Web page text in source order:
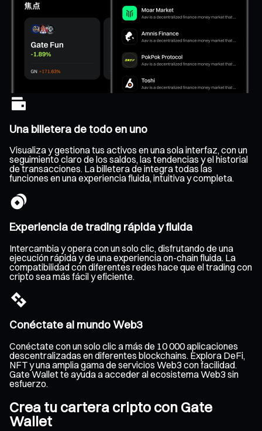
Una billetera de todo en uno
Visualiza y gestiona tus activos en una sola interfaz, con un
seguimiento claro de los saldos, las tendencias y el historial
de transacciones. La billetera de integra todas las
funciones en una experiencia fluida, intuitiva y completa.
Experiencia de trading rápida y fluida
Intercambia y opera con un solo clic, disfrutando de una
ejecución rápida y de una experiencia on-chain fluida. La
compatibilidad con diferentes redes hace que el trading con
cripto sea más fácil y eficiente.
Conéctate al mundo Web3
Conéctate con un solo clic a más de 10 000 aplicaciones
descentralizadas en diferentes blockchains. Explora DeFi,
NFT y una amplia gama de servicios Web3 con facilidad.
Gate Wallet te ayuda a acceder al ecosistema Web3 sin
esfuerzo.
Crea tu cartera cripto con Gate
Wallet